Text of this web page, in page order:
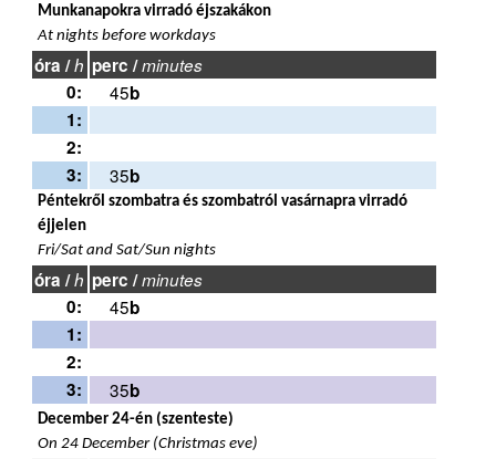
Munkanapokra virradó éjszakákon
At nights before workdays
óra /h perc /minutes
0: 45b
1:
2:
3:
35b
Péntekről szombatra és szombatról vasárnapra virradó
éjjelen
Fri/Sat and Sat/Sun nights
óra /h perc /minutes
0: 45b
1:
2:
3:
35b
December 24-én (szenteste)
On 24 December (Christmas eve)